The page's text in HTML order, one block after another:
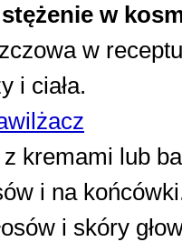
w
w
i ciała.
kremami lub
i na
i skóry